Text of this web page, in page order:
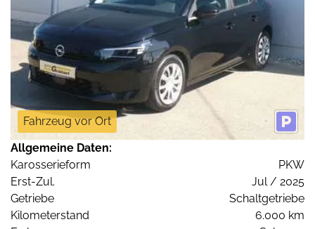
Fahrzeug vor Ort
Allgemeine Daten:
Karosserieform
PKW
Erst-Zul.
Jul / 2025
Getriebe
Schaltgetriebe
Kilometerstand
6.000 km